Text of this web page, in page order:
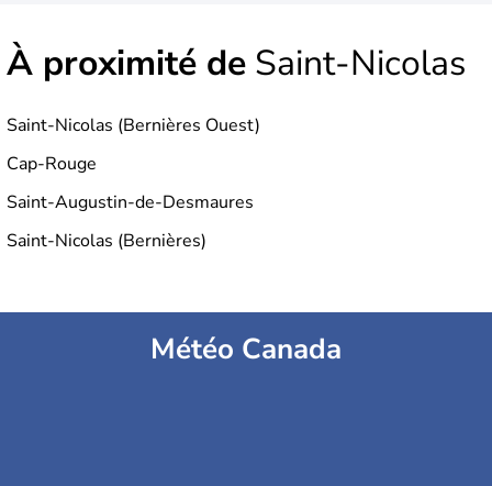
À proximité de Saint-Nicolas
Saint-Nicolas (Bernières Ouest)
Cap-Rouge
Saint-Augustin-de-Desmaures
Saint-Nicolas (Bernières)
Météo Canada